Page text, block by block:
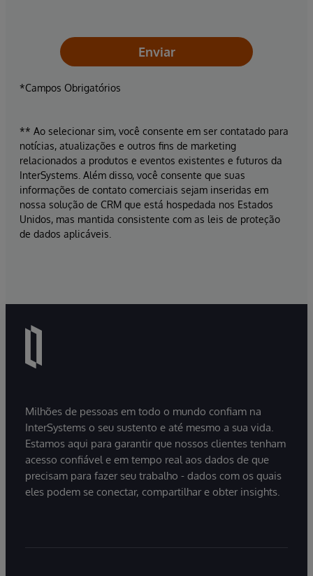
Enviar
*Campos Obrigatórios
** Ao selecionar sim, você consente em ser contatado para
notícias, atualizações e outros fins de marketing
relacionados a produtos e eventos existentes e futuros da
InterSystems. Além disso, você consente que suas
informações de contato comerciais sejam inseridas em
nossa solução de CRM que está hospedada nos Estados
Unidos, mas mantida consistente com as leis de proteção
de dados aplicáveis.
Milhões de pessoas em todo o mundo confiam na
InterSystems o seu sustento e até mesmo a sua vida.
Estamos aqui para garantir que nossos clientes tenham
acesso confiável e em tempo real aos dados de que
precisam para fazer seu trabalho - dados com os quais
eles podem se conectar, compartilhar e obter insights.